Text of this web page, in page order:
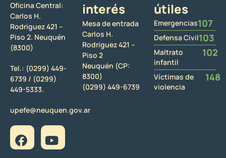
Oficina Central:
Carlos H.
Rodriguez 421 –
Piso 2. Neuquén
(8300)
Tel.: (0299) 449-
6739 / (0299)
449-5333.
upefe@neuquen.gov.ar
interés
Mesa de entrada
Carlos H.
Rodriguez 421 –
Piso 2
Neuquén (CP:
8300)
(0299) 449-6739
útiles
Emergencias107
Defensa Civil103
Maltrato
infantil
102
Víctimas de
violencia
148